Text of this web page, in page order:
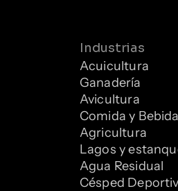
Industrias
Acuicultura
Ganadería
Avicultura
Comida y Bebida
Agricultura
Lagos y
Agua Residual
Césped